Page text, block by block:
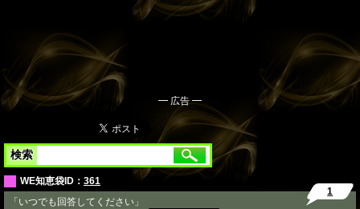
━ 広告 ━
検索
WE知恵袋ID： 361
「いつでも回答してください」
1